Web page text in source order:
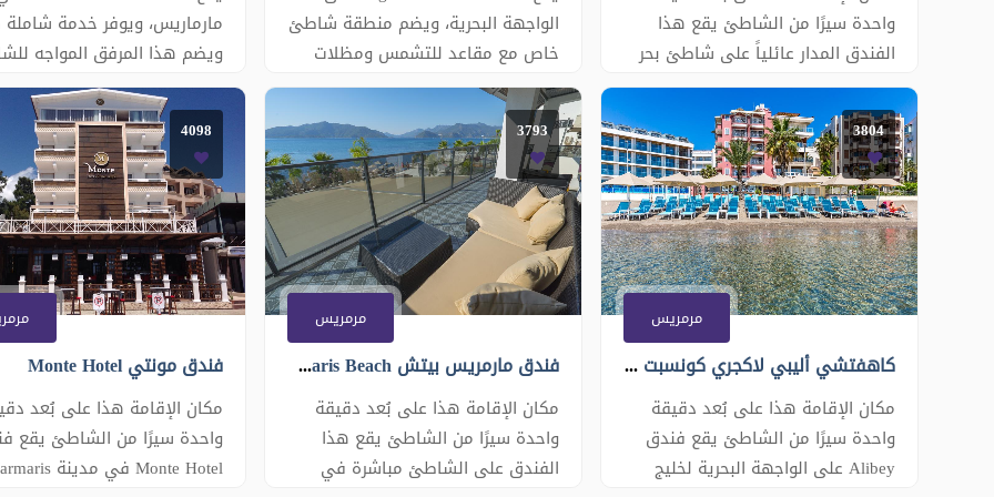
واحدة سيرًا من الشاطئ يقع هذا
الفندق المدار عائلياً على شاطئ بحر
مرمريس . ويطل على شاطئ
Uzunyali. ويحتوي الفندق على مسبح
في الهواء الطلق ومنطقة شاطئ
خاص وخدمة الواي فاي المجانية في
جميع أنحاء الفندق. تحتوي جميع غرف
الضيوف في فندق Yunus على شرفة
خاصة توفر إطلالات بانورامية ع�
الواجهة البحرية، ويضم منطقة شاطئ
خاص مع مقاعد للتشمس ومظلات
مجانية. ويوفر الفندق غرف مكيفة مع
شرفة. تحتوي الغرف العصرية في
فندق Begonville Beach على تلفزيون
بشاشة مسطحة وتكييف وميني بار
وحمام خاص. كما توفر بعض الغرف
إطلالات على البحر. يتم تقديم وجبة
إفطار يومية على طراز البوفيه
المفتوح.
مارماريس، ويوفر خدمة شاملة
ويضم هذا المرفق المواجه
مسابح داخلية وفي الهواء
ومرفق سبا وعافية ومركز للياقة
البدنية. كما تتوفر خدمة
المجانية ومكتب استقبال
مدار الساعة. تحتوي جميع
المكيفة على تلفزيون بشاشة
مسطحة مع قنوات فضائية
3804
مرمريس
كاهفتشي أليبي لاكجري كونسبت Kahveci Alibey Luxury Concept
مكان الإقامة هذا على بُعد دقيقة
واحدة سيرًا من الشاطئ يقع فندق
Alibey على الواجهة البحرية لخليج
3793
مرمريس
فندق مارمريس بيتش Marmaris Beach
مكان الإقامة هذا على بُعد دقيقة
واحدة سيرًا من الشاطئ يقع هذا
الفندق على الشاطئ مباشرة في
4098
فندق مونتي Monte Hotel
مكان الإقامة هذا على بُعد
واحدة سيرًا من الشاطئ يقع